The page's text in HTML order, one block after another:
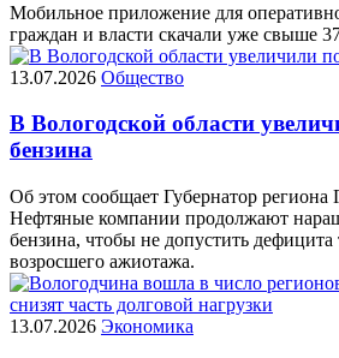
Мобильное приложение для
граждан и власти скачали уже свыше
13.07.2026 Общество
В Вологодской области
бензина
Об этом сообщает Губернатор
Нефтяные компании продолжают
бензина, чтобы не допустить дефицита
возросшего ажиотажа.
13.07.2026 Экономика